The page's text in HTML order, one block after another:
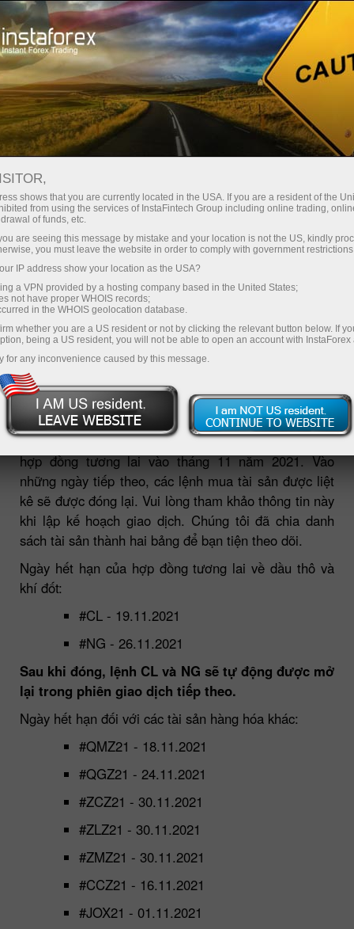
Giới thiệu về InstaForex Tin tức công ty
TƯƠNG LAI SẼ HẾT HẠN
VÀO THÁNG 11 NĂM 2021
05.11.2021 11:47 AM
Chúng tôi xin thông báo cho bạn về ngày hết hạn của
hợp đồng tương lai vào tháng 11 năm 2021. Vào
những ngày tiếp theo, các lệnh mua tài sản được liệt
kê sẽ được đóng lại. Vui lòng tham khảo thông tin này
khi lập kế hoạch giao dịch. Chúng tôi đã chia danh
sách tài sản thành hai bảng để bạn tiện theo dõi.
Ngày hết hạn của hợp đồng tương lai về dầu thô và
khí đốt:
#CL - 19.11.2021
#NG - 26.11.2021
Sau khi đóng, lệnh CL và NG sẽ tự động được mở
lại trong phiên giao dịch tiếp theo.
Ngày hết hạn đối với các tài sản hàng hóa khác:
#QMZ21 - 18.11.2021
#QGZ21 - 24.11.2021
#ZCZ21 - 30.11.2021
#ZLZ21 - 30.11.2021
#ZMZ21 - 30.11.2021
#CCZ21 - 16.11.2021
#JOX21 - 01.11.2021
shows that you are currently located in the USA. If you are a resident of the
from using the services of InstaFintech Group including online trading,
of funds, etc.
are seeing this message by mistake and your location is not the US, kindly
you must leave the website in order to comply with government
IP address show your location as the USA?
a VPN provided by a hosting company based in the United States;
not have proper WHOIS records;
in the WHOIS geolocation database.
whether you are a US resident or not by clicking the relevant button below. If
being a US resident, you will not be able to open an account with InstaForex
for any inconvenience caused by this message.